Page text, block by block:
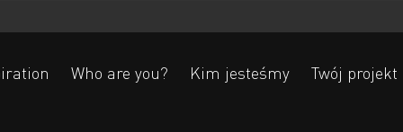
Who are you? Kim jesteśmy Twój projekt